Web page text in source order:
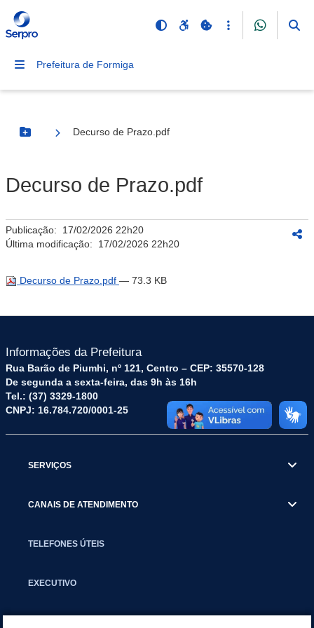
Prefeitura de Formiga
Botão Menu
Decurso de Prazo.pdf
Decurso de Prazo.pdf
Publicação: 17/02/2026 22h20
Última modificação: 17/02/2026 22h20
Decurso de Prazo.pdf — 73.3 KB
Informações da Prefeitura
Rua Barão de Piumhi, nº 121, Centro – CEP: 35570-128
De segunda a sexta-feira, das 9h às 16h
Tel.: (37) 3329-1800
CNPJ: 16.784.720/0001-25
SERVIÇOS
CANAIS DE ATENDIMENTO
TELEFONES ÚTEIS
EXECUTIVO